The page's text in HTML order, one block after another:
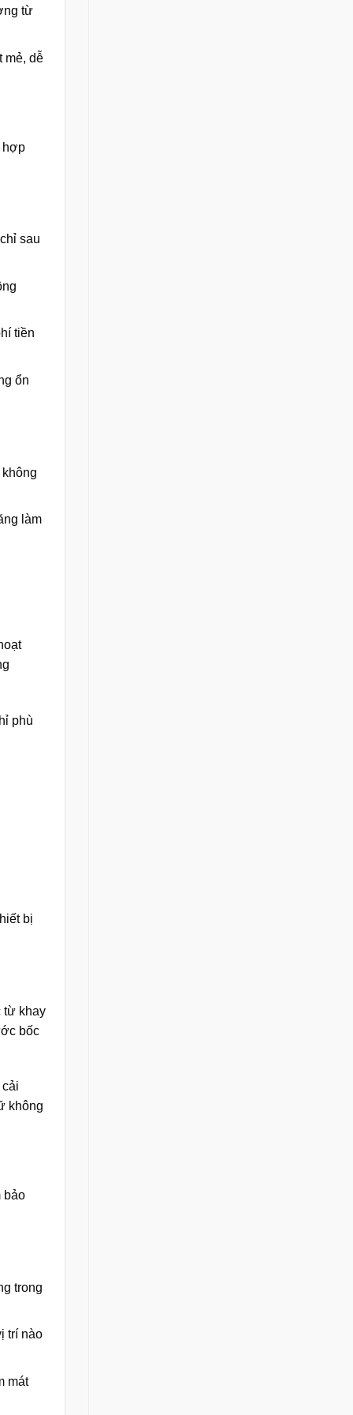
từ
mẻ, dễ
hợp
sau
tiền
ổn
làm
phù
bị
từ khay
bốc
không
bảo
trong
trí nào
mát